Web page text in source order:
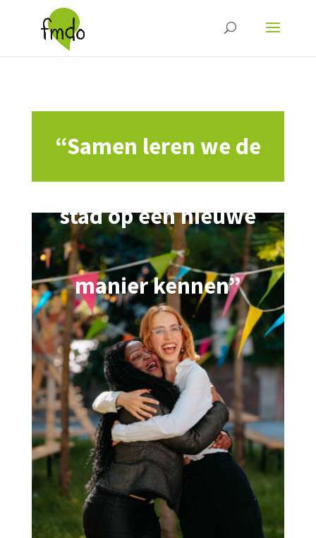
“Samen leren we de
stad op een nieuwe
manier kennen”